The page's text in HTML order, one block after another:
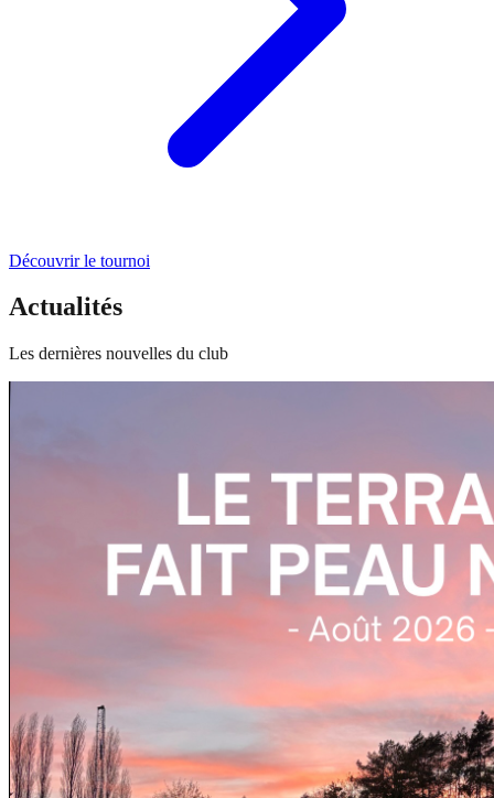
Découvrir le tournoi
Actualités
Les dernières nouvelles du club